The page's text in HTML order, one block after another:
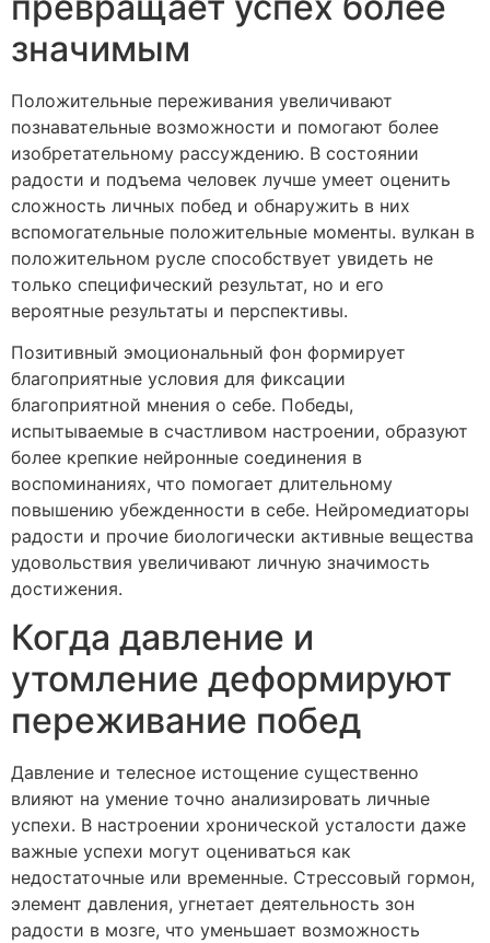
значимым
Положительные переживания увеличивают
познавательные возможности и помогают более
изобретательному рассуждению. В состоянии
радости и подъема человек лучше умеет оценить
сложность личных побед и обнаружить в них
вспомогательные положительные моменты. вулкан в
положительном русле способствует увидеть не
только специфический результат, но и его
вероятные результаты и перспективы.
Позитивный эмоциональный фон формирует
благоприятные условия для фиксации
благоприятной мнения о себе. Победы,
испытываемые в счастливом настроении, образуют
более крепкие нейронные соединения в
воспоминаниях, что помогает длительному
повышению убежденности в себе. Нейромедиаторы
радости и прочие биологически активные вещества
удовольствия увеличивают личную значимость
достижения.
Когда давление и
утомление деформируют
переживание побед
Давление и телесное истощение существенно
влияют на умение точно анализировать личные
успехи. В настроении хронической усталости даже
важные успехи могут оцениваться как
недостаточные или временные. Стрессовый гормон,
элемент давления, угнетает деятельность зон
радости в мозге, что уменьшает возможность